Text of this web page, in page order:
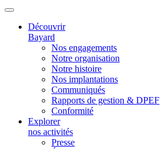
Découvrir
Bayard
Nos engagements
Notre organisation
Notre histoire
Nos implantations
Communiqués
Rapports de gestion & DPEF
Conformité
Explorer
nos activités
Presse